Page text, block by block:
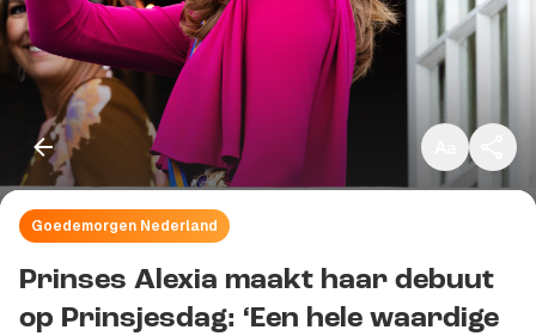
Klein
Standaard
Goedemorgen Nederland
Prinses Alexia maakt haar debuut
op Prinsjesdag: ‘Een hele waardige